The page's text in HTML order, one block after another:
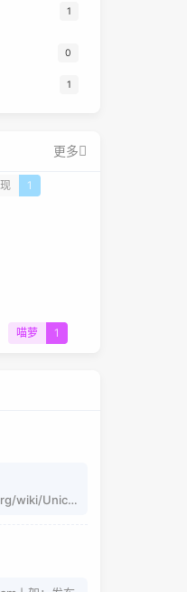
1
0
1
更多
喵萝 1
1
wiki/Unico
人，可以用
相关问